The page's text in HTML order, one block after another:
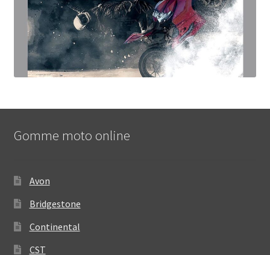
Gomme moto online
Avon
Bridgestone
Continental
CST